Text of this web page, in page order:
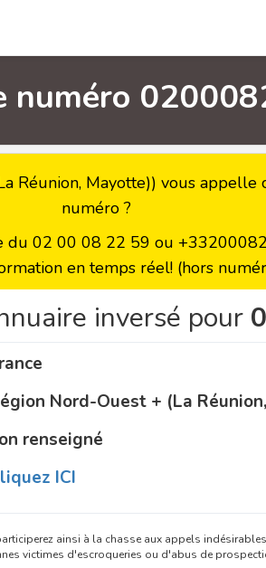
numéro
Mayotte)) vous appelle
numéro ?
02 00 08 22 59 ou
en temps réel! (hors
inversé pour
Nord-Ouest + (La
renseigné
ICI
ainsi à la chasse aux appels
victimes d'escroqueries ou d'abus de